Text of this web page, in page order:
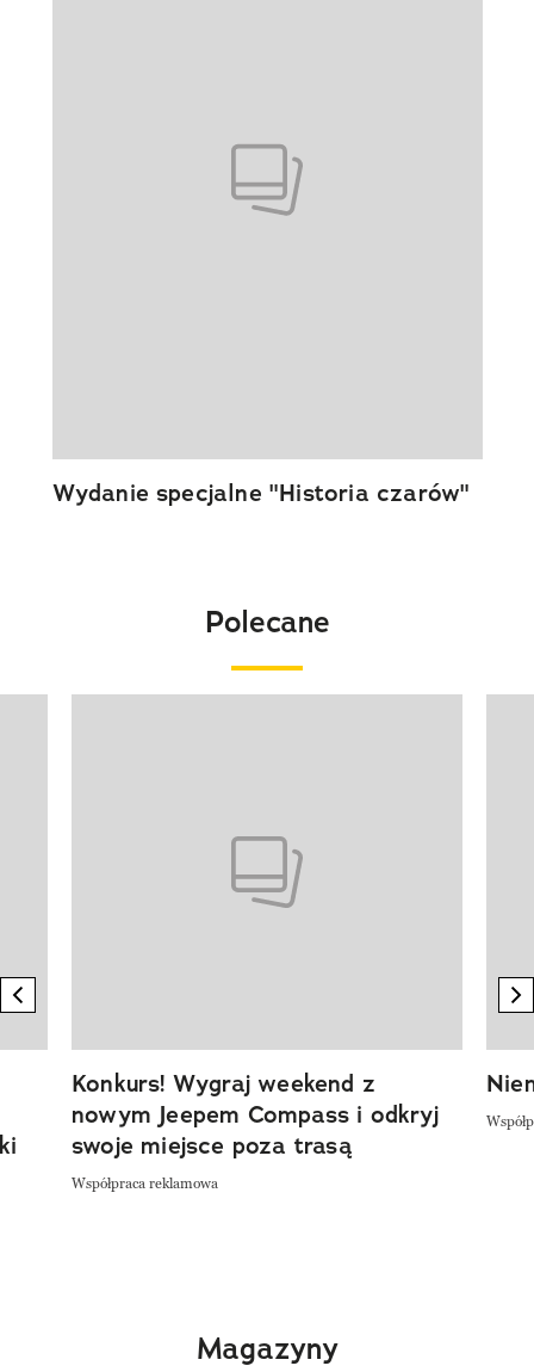
Wydanie specjalne "Historia czarów"
Polecane
previous element
Konkurs! Wygraj weekend z
nowym Jeepem Compass i odkryj
swoje miejsce poza trasą
Współpraca reklamowa
Magazyny